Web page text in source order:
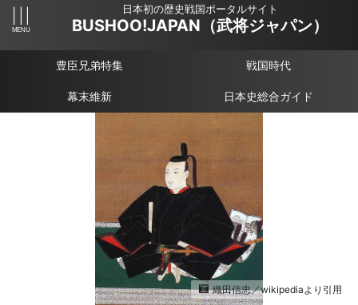
日本初の歴史戦国ポータルサイト
BUSHOO!JAPAN（武将ジャパン）
豊臣兄弟特集 戦国時代
幕末維新 日本史総合ガイド
織田信忠／wikipediaより引用